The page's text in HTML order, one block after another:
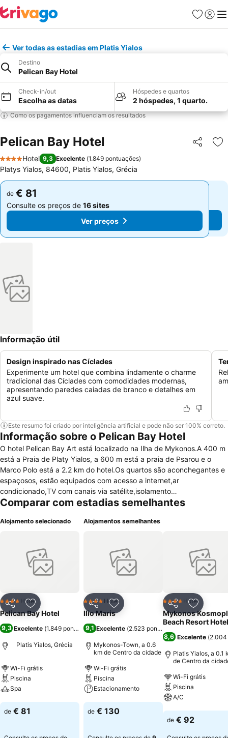
Favoritos
Iniciar
Ver todas as estadias em Platis Yialos
Destino
Pelican Bay Hotel
Check-in/out
Escolha as datas
Hóspedes e quartos
2 hóspedes, 1 quarto.
Como os pagamentos influenciam os resultados
Pelican Bay Hotel Partilhar
4 Estrelas
Hotel 9,3 Excelente (1.849 pontuações)
Platys Yialos, 84600, Platis Yialos, Grécia
de € 81
Consulte os preços de 16 sites
Ver preços
de € 81
Consulte os preços de 16 sites
Ver preços
Informação útil
Design inspirado nas Cíclades
Experimente um hotel que combina lindamente o charme
tradicional das Cíclades com comodidades modernas,
apresentando paredes caiadas de branco e detalhes em
azul suave.
Este resumo foi criado por inteligência artificial e pode não ser 100% correto.
Informação sobre o Pelican Bay Hotel
O hotel Pelican Bay Art está localizado na Ilha de Mykonos.A 400 m
está a Praia de Platy Yialos, a 600 m está a praia de Psarou e o
Marco Polo está a 2.2 km do hotel.Os quartos são aconchegantes e
espaçosos, estão equipados com acesso a internet,ar
condicionado,TV com canais via satélite,isolamento
acústico,telefone,janelas com vidros duplos,cofre,frigobar,mesa de
Egeu,banheiro privativo e secador de cabelo.O hóspede poderá
expressos,cofre,aquecimento,sala de bagagens,serviço de
quarto,translado de/para o aeroporto,câmbio,fax/xerox e aluguel de
carros.Os hóspedes poderão desfrutar de bar,sauna,fitness center e
Comparar com estadias semelhantes
Alojamento selecionado
PartilharAdicionar aos favoritos
4 EstrelasHotel
Pelican Bay Hotel
9,3 Excelente (1.849 pontuações)
Platis Yialos, Grécia
Wi-Fi grátis
Piscina
Spa
Ver preços
de € 81
Alojamentos semelhantes
PartilharAdicionar aos favoritos
4 EstrelasHotel
Ilio Maris
9,1 Excelente (2.523 pontuações
Mykonos-Town, a 0.6
km de Centro da cidade
Wi-Fi grátis
Piscina
Estacionamento
Ver preços
de € 130
Partilhar
4 EstrelasHotel
Mykonos
Beach Resort Hotel
8,6 Excelente (2.004
Platis Yialos, a 0.1
de Centro da
Wi-Fi grátis
Piscina
A/C
Ver preços
de € 92